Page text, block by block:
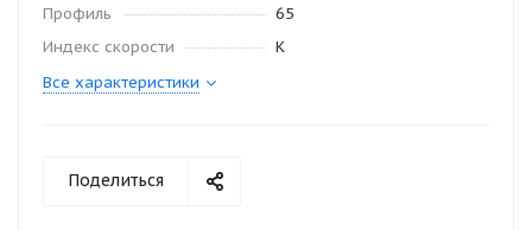
Профиль
65
Индекс скорости
K
Все характеристики
Поделиться